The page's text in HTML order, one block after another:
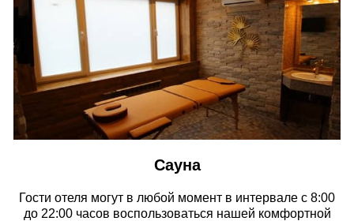
Сауна
Гости отеля могут в любой момент в интервале с 8:00
до 22:00 часов воспользоваться нашей комфортной